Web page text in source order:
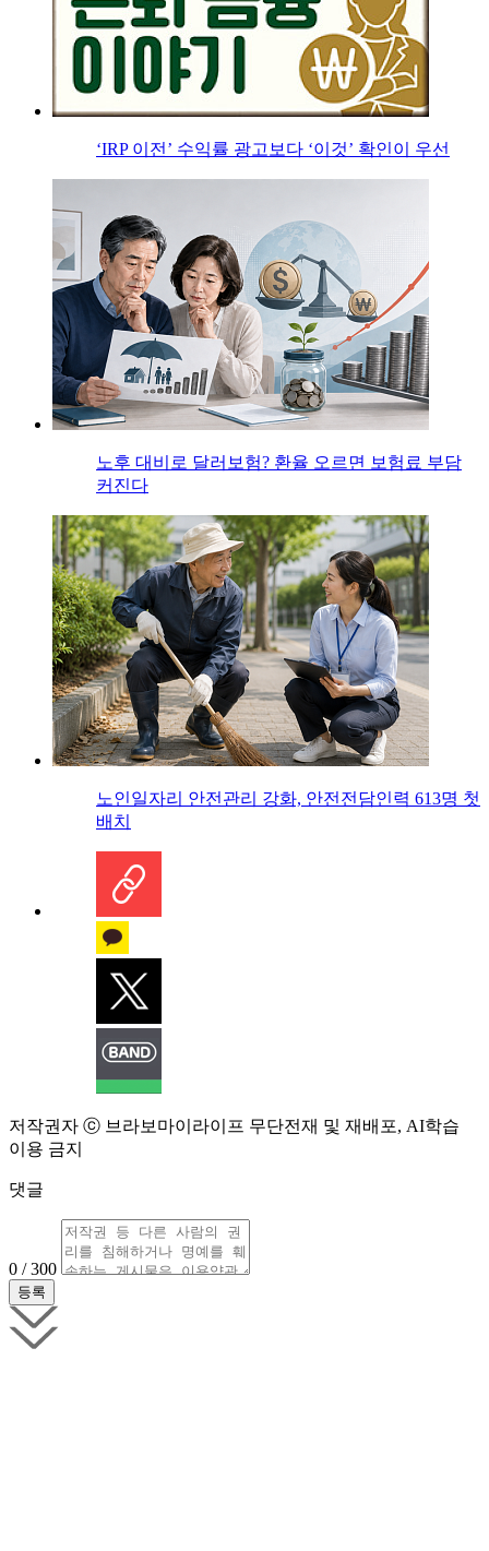
‘IRP 이전’ 수익률 광고보다 ‘이것’ 확인이 우선
노후 대비로 달러보험? 환율 오르면 보험료 부담
커진다
노인일자리 안전관리 강화, 안전전담인력 613명 첫
배치
저작권자 ⓒ 브라보마이라이프 무단전재 및 재배포, AI학습
이용 금지
댓글
0 / 300